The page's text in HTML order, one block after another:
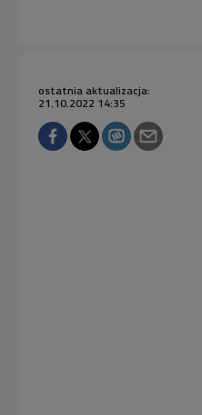
ostatnia aktualizacja:
21.10.2022 14:35